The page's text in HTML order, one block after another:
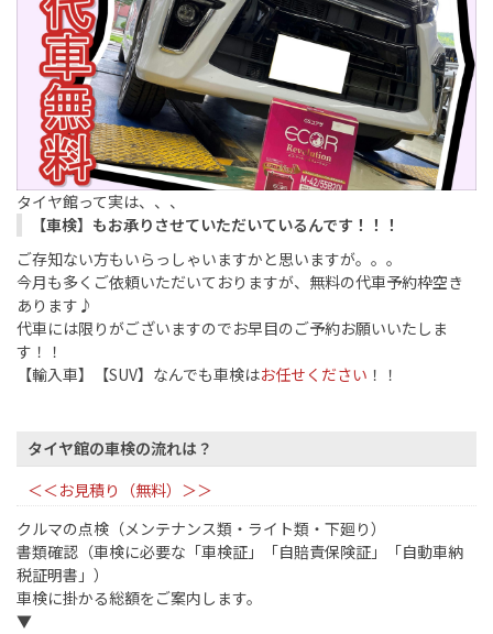
タイヤ館って実は、、、
【車検】もお承りさせていただいているんです！！！
ご存知ない方もいらっしゃいますかと思いますが。。。
今月も多くご依頼いただいておりますが、無料の代車予約枠空き
あります♪
代車には限りがございますのでお早目のご予約お願いいたしま
す！！
【輸入車】【SUV】なんでも車検はお任せください ！！
タイヤ館の車検の流れは？
＜＜お見積り（無料）＞＞
クルマの点検（メンテナンス類・ライト類・下廻り）
書類確認（車検に必要な「車検証」「自賠責保険証」「自動車納
税証明書」）
車検に掛かる総額をご案内します。
▼